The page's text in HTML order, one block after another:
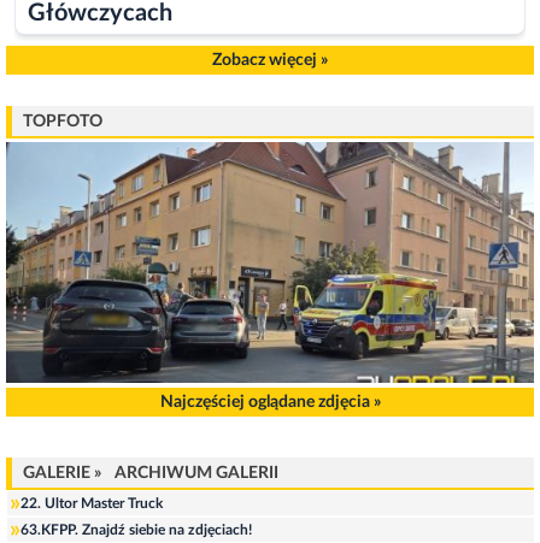
Główczycach
Zobacz więcej »
TOPFOTO
Najczęściej oglądane zdjęcia »
GALERIE » ARCHIWUM GALERII
»22. Ultor Master Truck
»63.KFPP. Znajdź siebie na zdjęciach!